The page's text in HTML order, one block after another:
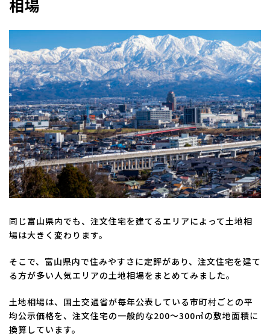
相場
同じ富山県内でも、注文住宅を建てるエリアによって土地相
場は大きく変わります。
そこで、富山県内で住みやすさに定評があり、注文住宅を建て
る方が多い人気エリアの土地相場をまとめてみました。
土地相場は、国土交通省が毎年公表している市町村ごとの平
均公示価格を、注文住宅の一般的な200～300㎡の敷地面積に
換算しています。